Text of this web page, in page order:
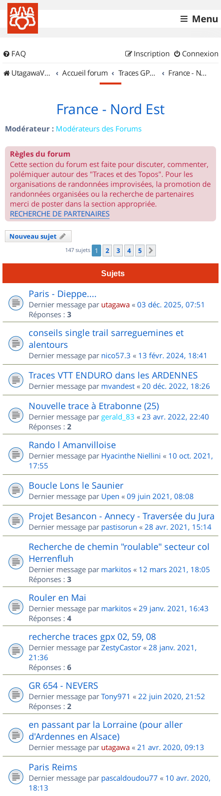
Menu
FAQ Connexion
Inscription
UtagawaVTT (Randos VTT et VTTAE avec traces GPS)
Accueil forum Traces GPS de randos VTT France - Nord Est
France - Nord Est
Modérateur : Modérateurs des Forums
Règles du forum
Cette section du forum est faite pour discuter, commenter,
polémiquer autour des "Traces et des Topos". Pour les
organisations de randonnées improvisées, la promotion de
randonnées organisées ou la recherche de partenaires
merci de poster dans la section appropriée.
RECHERCHE DE PARTENAIRES
Nouveau sujet
147 sujets 1 2 3 4 5
Sujets
Paris - Dieppe....
Dernier message par utagawa « 03 déc. 2025, 07:51
Réponses : 3
conseils single trail sarreguemines et
alentours
Dernier message par nico57.3 « 13 févr. 2024, 18:41
Traces VTT ENDURO dans les ARDENNES
Dernier message par mvandest « 20 déc. 2022, 18:26
Nouvelle trace à Etrabonne (25)
Dernier message par gerald_83 « 23 avr. 2022, 22:40
Réponses : 2
Rando l Amanvilloise
Dernier message par Hyacinthe Niellini « 10 oct. 2021,
17:55
Boucle Lons le Saunier
Dernier message par Upen « 09 juin 2021, 08:08
Projet Besancon - Annecy - Traversée du Jura
Dernier message par pastisorun « 28 avr. 2021, 15:14
Recherche de chemin "roulable" secteur col
Herrenfluh
Dernier message par markitos « 12 mars 2021, 18:05
Réponses : 3
Rouler en Mai
Dernier message par markitos « 29 janv. 2021, 16:43
Réponses : 4
recherche traces gpx 02, 59, 08
Dernier message par ZestyCastor « 28 janv. 2021,
21:36
Réponses : 6
GR 654 - NEVERS
Dernier message par Tony971 « 22 juin 2020, 21:52
Réponses : 2
en passant par la Lorraine (pour aller
d'Ardennes en Alsace)
Dernier message par utagawa « 21 avr. 2020, 09:13
Paris Reims
Dernier message par pascaldoudou77 « 10 avr. 2020,
18:13